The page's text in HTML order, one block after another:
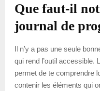
Que faut-il
journal de
Il n’y a pas une seule
qui rend l’outil accessible.
permet de te comprendre
contenir les éléments qui